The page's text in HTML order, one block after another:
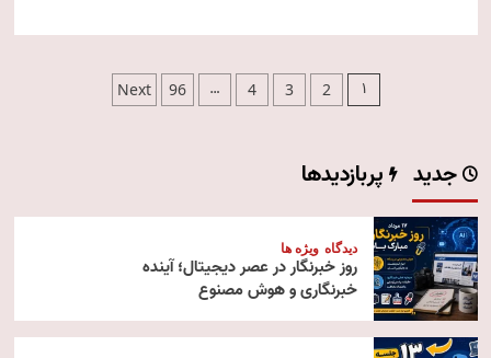
صفحه‌بندی
1
2
3
4
…
96
Next
جدید پربازدیدها
دیدگاه ویژه ها
روز خبرنگار در عصر دیجیتال؛ آینده
خبرنگاری و هوش مصنوع